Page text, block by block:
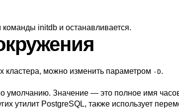
команды initdb и останавливается.
кластера, можно изменить параметром -D.
умолчанию. Значение — это полное имя
утилит PostgreSQL, также использует